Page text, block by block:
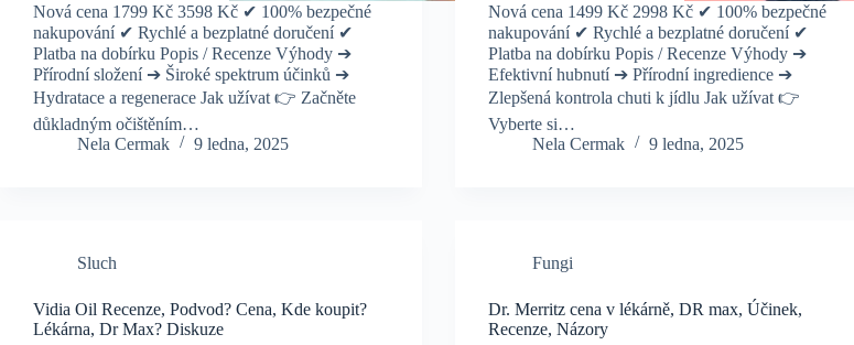
Nová cena 1799 Kč 3598 Kč ✔ 100% bezpečné
nakupování ✔ Rychlé a bezplatné doručení ✔
Platba na dobírku Popis / Recenze Výhody ➔
Přírodní složení ➔ Široké spektrum účinků ➔
Hydratace a regenerace Jak užívat 👉 Začněte
důkladným očištěním…
Nela Cermak
9 ledna, 2025
Nová cena 1499 Kč 2998 Kč ✔ 100% bezpečné
nakupování ✔ Rychlé a bezplatné doručení ✔
Platba na dobírku Popis / Recenze Výhody ➔
Efektivní hubnutí ➔ Přírodní ingredience ➔
Zlepšená kontrola chuti k jídlu Jak užívat 👉
Vyberte si…
Nela Cermak
9 ledna, 2025
Sluch
Vidia Oil Recenze, Podvod? Cena, Kde koupit?
Lékárna, Dr Max? Diskuze
Fungi
Dr. Merritz cena v lékárně, DR max, Účinek,
Recenze, Názory